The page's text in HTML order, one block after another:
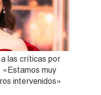
las críticas por
«Estamos muy
intervenidos»